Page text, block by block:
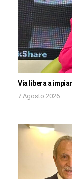
Via libera a
7 Agosto 2026